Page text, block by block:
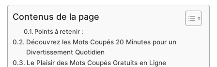
Contenus de la page
Points à retenir :
Découvrez les Mots Coupés 20 Minutes pour un
Divertissement Quotidien
Le Plaisir des Mots Coupés Gratuits en Ligne